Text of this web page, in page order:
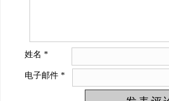
姓名 *
电子邮件 *